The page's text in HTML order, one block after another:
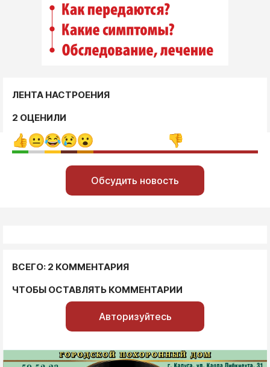
ЛЕНТА НАСТРОЕНИЯ
2 ОЦЕНИЛИ
Обсудить новость
ВСЕГО: 2 КОММЕНТАРИЯ
ЧТОБЫ ОСТАВЛЯТЬ КОММЕНТАРИИ
Авторизуйтесь